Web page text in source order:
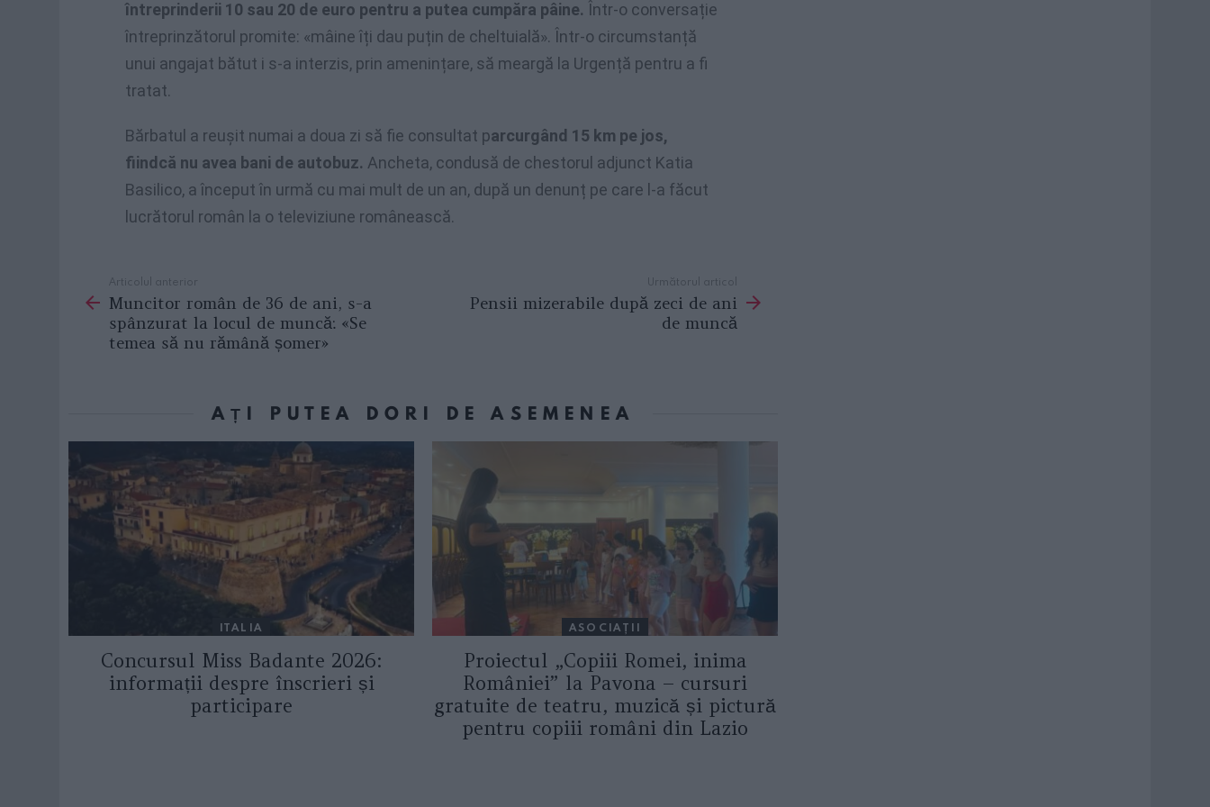
întreprinderii 10 sau 20 de euro pentru a putea cumpăra pâine. Într-o conversație
întreprinzătorul promite: «mâine îți dau puțin de cheltuială». Într-o circumstanță
unui angajat bătut i s-a interzis, prin amenințare, să meargă la Urgență pentru a fi
tratat.
Bărbatul a reușit numai a doua zi să fie consultat parcurgând 15 km pe jos,
fiindcă nu avea bani de autobuz. Ancheta, condusă de chestorul adjunct Katia
Basilico, a început în urmă cu mai mult de un an, după un denunț pe care l-a făcut
lucrătorul român la o televiziune românească.
more
Articolul anterior
Muncitor român de 36 de ani, s-a
spânzurat la locul de muncă: «Se
temea să nu rămână șomer»
Următorul articol
Pensii mizerabile după zeci de ani
de muncă
AȚI PUTEA DORI DE ASEMENEA
ITALIA
Concursul Miss Badante 2026:
informații despre înscrieri și
participare
ASOCIAŢII
Proiectul „Copiii Romei, inima
României” la Pavona – cursuri
gratuite de teatru, muzică și pictură
pentru copiii români din Lazio